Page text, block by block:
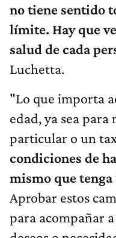
no tiene sentido
límite. Hay que
salud de cada
Luchetta.
"Lo que importa
edad, ya sea
particular o un
condiciones de
mismo que tenga
Aprobar estos
para acompañar